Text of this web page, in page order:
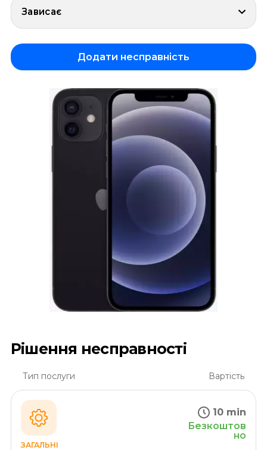
Зависає
Додати несправність
Рішення несправності
Тип послуги Вартість
ЗАГАЛЬНІ
10 min
Безкоштов
но